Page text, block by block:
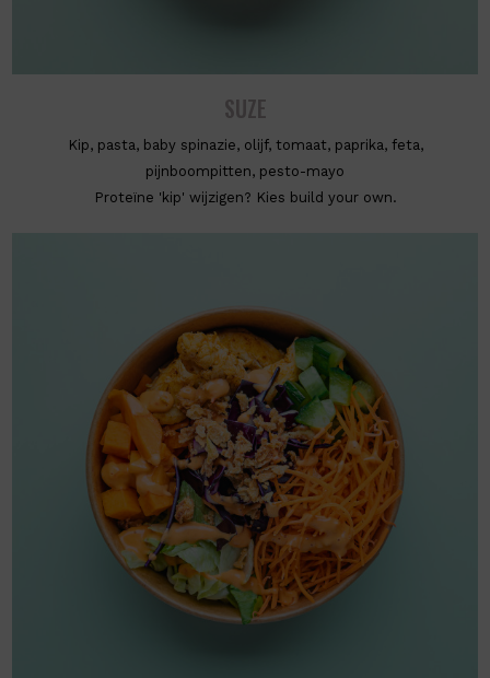
SUZE
Kip, pasta, baby spinazie, olijf, tomaat, paprika, feta,
pijnboompitten, pesto-mayo
Proteïne 'kip' wijzigen? Kies build your own.